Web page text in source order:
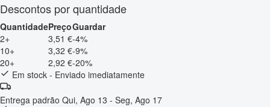
Descontos por quantidade
QuantidadePreçoGuardar
2+
3,51 €-4%
10+
3,32 €-9%
20+
2,92 €-20%
Em stock - Enviado imediatamente
Entrega padrão Qui, Ago 13 - Seg, Ago 17